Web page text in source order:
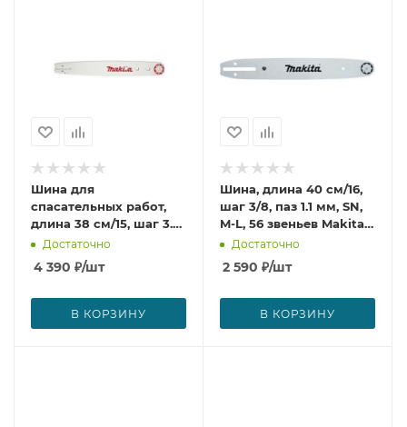
Шина для
спасательных работ,
длина 38 см/15, шаг 3.8,
паз 1.3 мм Makita
445038751
Достаточно
4 390 ₽/шт
В КОРЗИНУ
Шина, длина 40 см/16,
шаг 3/8, паз 1.1 мм, SN,
M-L, 56 звеньев Makita
165247-4
Достаточно
2 590 ₽/шт
В КОРЗИНУ